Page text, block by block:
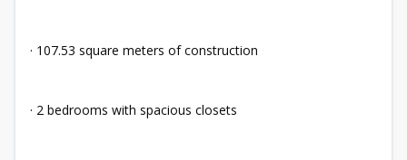
· 107.53 square meters of construction
· 2 bedrooms with spacious closets